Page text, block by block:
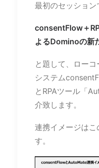
最初のセッション
consentFlow＋
よるDominoの新
と題して、ロー
システム
とRPAツール「
介致します。
連携イメージはこ
す。